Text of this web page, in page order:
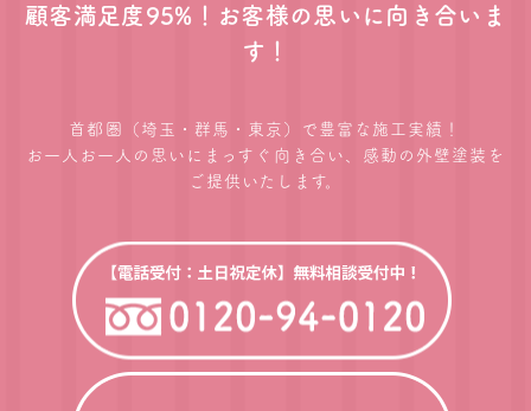
顧客満足度95%！お客様の思いに向き合いま
す！
首都圏（埼玉・群馬・東京）で豊富な施工実績！
お一人お一人の思いにまっすぐ向き合い、感動の外壁塗装を
ご提供いたします。